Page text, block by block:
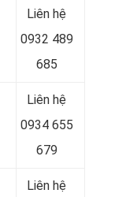
Liên hệ
0932 489
685
Liên hệ
0934 655
679
Liên hệ